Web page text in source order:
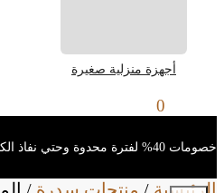
أجهزة منزلية صغيرة
0
خصومات 40% لفترة محدوة وحتي نفاذ الكمية